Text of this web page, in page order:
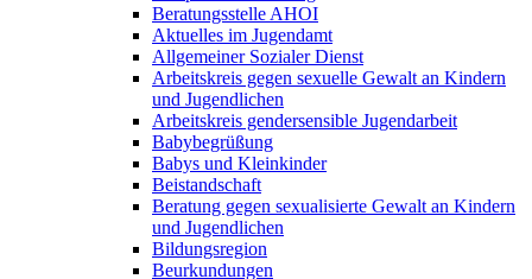
Beratungsstelle AHOI
Aktuelles im Jugendamt
Allgemeiner Sozialer Dienst
Arbeitskreis gegen sexuelle Gewalt an Kindern
und Jugendlichen
Arbeitskreis gendersensible Jugendarbeit
Babybegrüßung
Babys und Kleinkinder
Beistandschaft
Beratung gegen sexualisierte Gewalt an Kindern
und Jugendlichen
Bildungsregion
Beurkundungen